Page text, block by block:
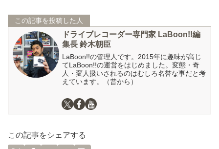
この記事を投稿した人
ドライブレコーダー専門家 LaBoon!!編
集長 鈴木朝臣
LaBoon!!の管理人です。2015年に趣味が高じ
てLaBoon!!の運営をはじめました。変態・奇
人・変人扱いされるのはむしろ名誉な事だと考
えています。（昔から）
この記事をシェアする